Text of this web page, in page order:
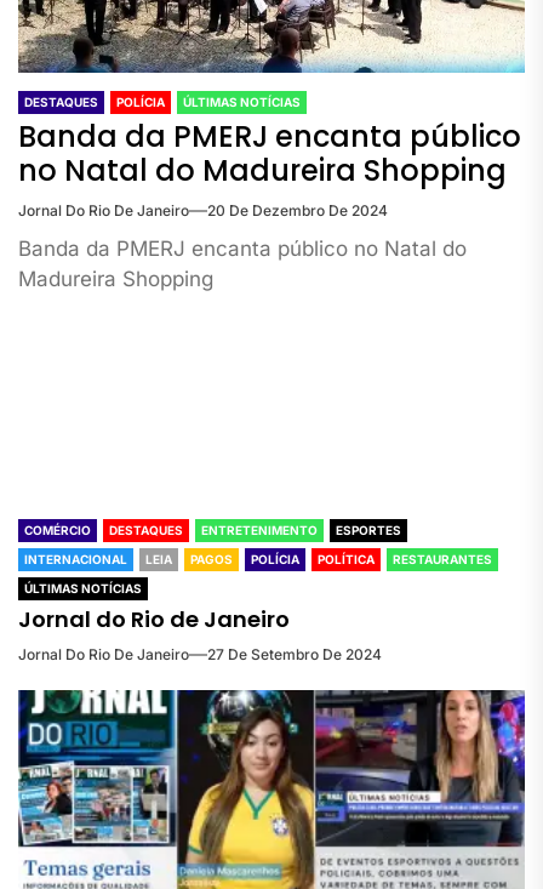
DESTAQUES POLÍCIA ÚLTIMAS NOTÍCIAS
Banda da PMERJ encanta público
no Natal do Madureira Shopping
Jornal Do Rio De Janeiro 20 De Dezembro De 2024
Banda da PMERJ encanta público no Natal do
Madureira Shopping
COMÉRCIO DESTAQUES ENTRETENIMENTO
ESPORTES
INTERNACIONAL
LEIA PAGOS POLÍCIA POLÍTICA
RESTAURANTES
ÚLTIMAS NOTÍCIAS
Jornal do Rio de Janeiro
Jornal Do Rio De Janeiro 27 De Setembro De 2024